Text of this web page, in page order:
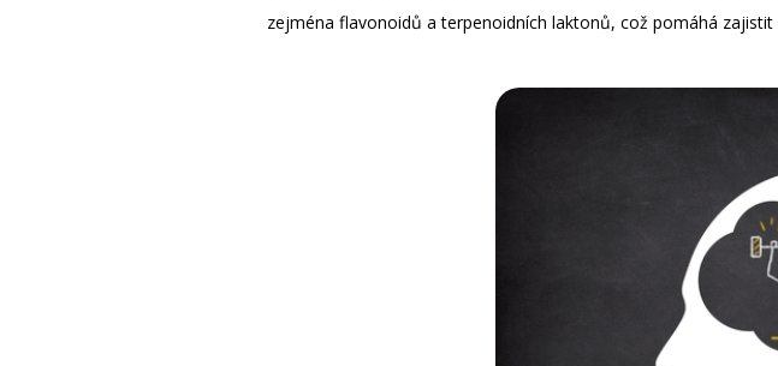
zejména flavonoidů a terpenoidních laktonů, což pomáhá